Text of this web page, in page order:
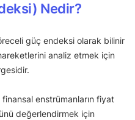
Nedir?
güç endeksi olarak bilinir
analiz etmek için
enstrümanların fiyat
değerlendirmek için